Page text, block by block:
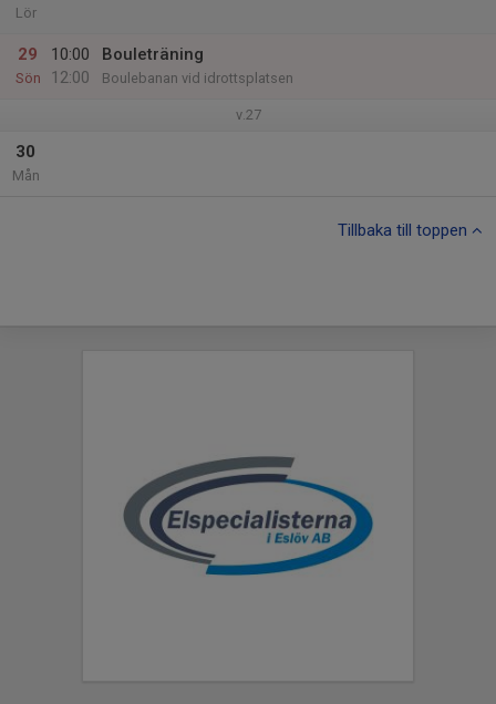
Lör
29
Sön
10:00
12:00
Bouleträning
Boulebanan vid idrottsplatsen
v.27
30
Mån
Tillbaka till toppen